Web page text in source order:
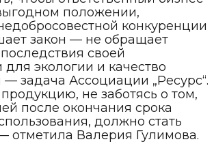
положении,
конкуренции
закон — не обращает
своей
для экологии и качество
задача Ассоциации „Ресурс“.
не заботясь о том,
после окончания срока
должно стать
отметила Валерия Гулимова.